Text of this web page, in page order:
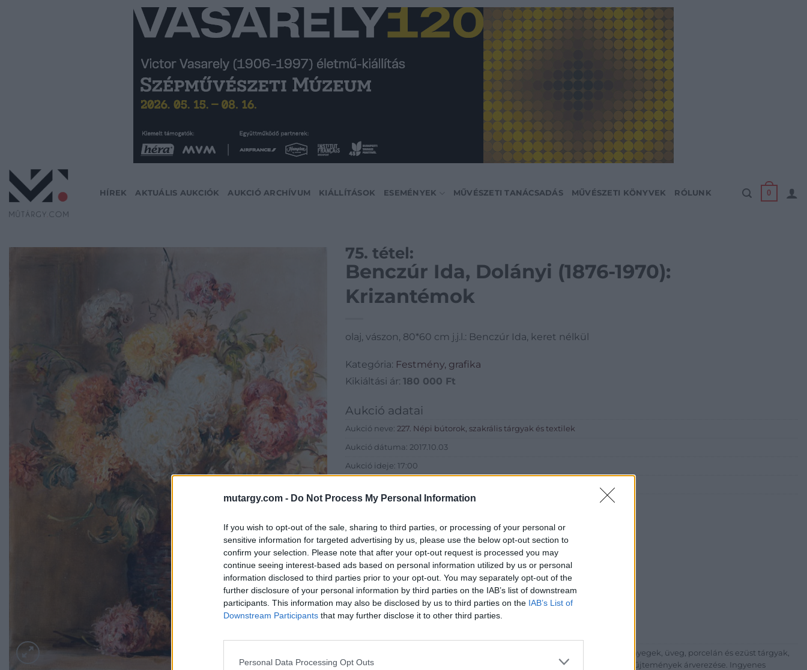
mutargy.com - Do Not Process My Personal Information
If you wish to opt-out of the sale, sharing to third parties, or processing of your personal or
sensitive information for targeted advertising by us, please use the below opt-out section to
confirm your selection. Please note that after your opt-out request is processed you may
continue seeing interest-based ads based on personal information utilized by us or personal
information disclosed to third parties prior to your opt-out. You may separately opt-out of the
further disclosure of your personal information by third parties on the IAB’s list of downstream
participants. This information may also be disclosed by us to third parties on the IAB’s List of
Downstream Participants that may further disclose it to other third parties.
Personal Data Processing Opt Outs
HÍREK AKTUÁLIS AUKCIÓK AUKCIÓ ARCHÍVUM KIÁLLÍTÁSOK ESEMÉNYEK MŰVÉSZETI TANÁCSADÁS MŰVÉSZETI KÖNYVEK RÓLUNK 0
75. tétel:
Benczúr Ida, Dolányi (1876-1970):
Krizantémok
olaj, vászon, 80*60 cm j.j.l.: Benczúr Ida, keret nélkül
Kategória: Festmény, grafika
Kikiáltási ár: 180 000 Ft
Aukció adatai
Aukció neve: 227. Népi bútorok, szakrális tárgyak és textilek
Aukció dátuma: 2017.10.03
Aukció ideje: 17:00
Tételszám: 75
Eladó adatai
Eladó:Nagyházi Galéria és Aukciósház
Cím: Müller Márta
Nagyházi Galéria és Aukciósház Kft.
Telefon: +361 475 6000 +361 4756005
Bemutatkozás: Magas színvonalú festmények és műtárgyak, bútorok, szőnyegek, üveg, porcelán és ezüst tárgyak,
ékszerek, néprajzi tárgyak értékesítése és aukcionálása. Hagyatékok és gyűjtemények árverezése. Ingyenes